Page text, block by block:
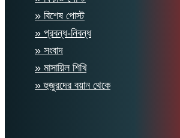
» বিশেষ পোস্ট
» প্রবন্ধ-নিবন্ধ
» সংবাদ
» মাসায়িল শিখি
» হুজুরদের বয়ান থেকে